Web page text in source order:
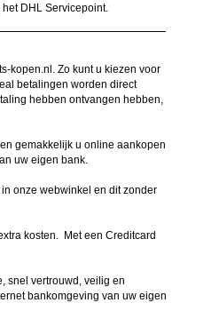
DHL Servicepoint.
kopen.nl. Zo kunt u kiezen voor
betalingen worden direct
hebben ontvangen hebben,
gemakkelijk u online aankopen
uw eigen bank.
onze webwinkel en dit zonder
kosten. Met een Creditcard
snel vertrouwd, veilig en
bankomgeving van uw eigen